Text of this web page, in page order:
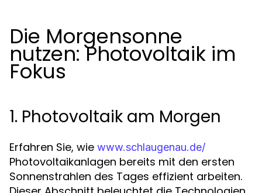
Die Morgensonne
nutzen: Photovoltaik im
Fokus
1. Photovoltaik am Morgen
Erfahren Sie, wie www.schlaugenau.de/
Photovoltaikanlagen bereits mit den ersten
Sonnenstrahlen des Tages effizient arbeiten.